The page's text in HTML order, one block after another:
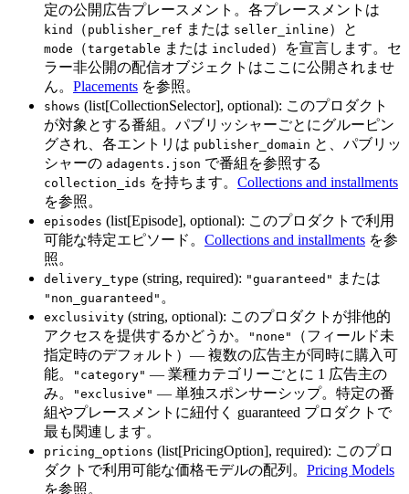
定の公開広告プレースメント。各プレースメントは
kind （ publisher_ref または seller_inline ）と
mode （targetable または included ）を宣言します。セ
ラー非公開の配信オブジェクトはここに公開されませ
ん。 Placements を参照。
shows (list[CollectionSelector], optional): このプロダクト
が対象とする番組。パブリッシャーごとにグルーピン
グされ、各エントリは publisher_domain と、パブリッ
シャーの adagents.json で番組を参照する
collection_ids を持ちます。 Collections and installments
を参照。
episodes (list[Episode], optional): このプロダクトで利用
可能な特定エピソード。 Collections and installments を参
照。
delivery_type (string, required): "guaranteed" または
"non_guaranteed" 。
exclusivity (string, optional): このプロダクトが排他的
アクセスを提供するかどうか。
"none"
（フィールド未
指定時のデフォルト）— 複数の広告主が同時に購入可
能。
"category" — 業種カテゴリーごとに 1 広告主の
み。
"exclusive" — 単独スポンサーシップ。特定の番
組やプレースメントに紐付く guaranteed プロダクトで
最も関連します。
pricing_options (list[PricingOption], required): このプロ
ダクトで利用可能な価格モデルの配列。 Pricing Models
を参照。